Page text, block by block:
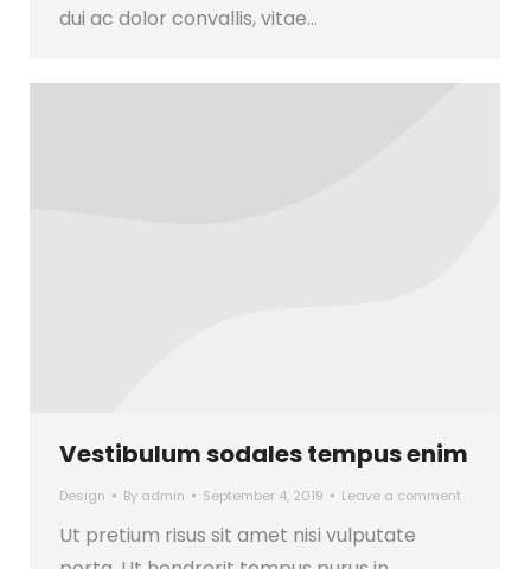
dui ac dolor convallis, vitae…
Vestibulum sodales tempus enim
Design By admin September 4, 2019 Leave a comment
Ut pretium risus sit amet nisi vulputate